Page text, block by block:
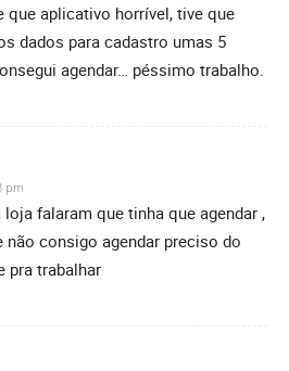
que aplicativo horrível, tive que
dados para cadastro umas 5
agendar… péssimo trabalho.
pm
falaram que tinha que agendar ,
não consigo agendar preciso do
pra trabalhar